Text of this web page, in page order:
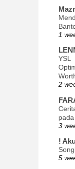
1
YSL
2
3
!
5